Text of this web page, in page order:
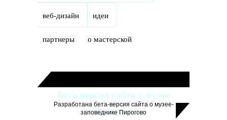
веб-дизайн идеи
партнеры о мастерской
Бета-версия сайта о музее
Пирогово
Разработана бета-версия сайта о музее-
заповеднике Пирогово